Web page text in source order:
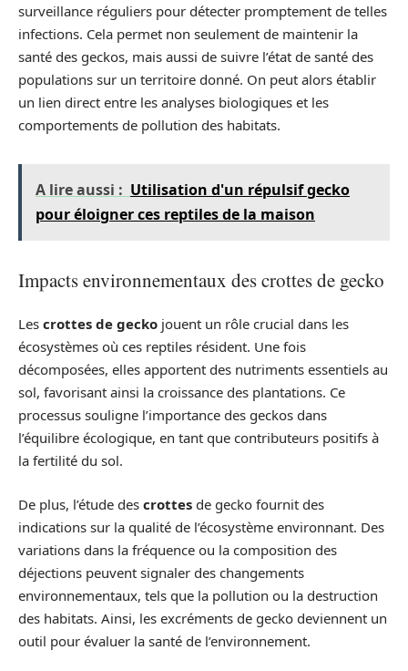
surveillance réguliers pour détecter promptement de telles
infections. Cela permet non seulement de maintenir la
santé des geckos, mais aussi de suivre l’état de santé des
populations sur un territoire donné. On peut alors établir
un lien direct entre les analyses biologiques et les
comportements de pollution des habitats.
A lire aussi : Utilisation d'un répulsif gecko
pour éloigner ces reptiles de la maison
Impacts environnementaux des crottes de gecko
Les crottes de gecko jouent un rôle crucial dans les
écosystèmes où ces reptiles résident. Une fois
décomposées, elles apportent des nutriments essentiels au
sol, favorisant ainsi la croissance des plantations. Ce
processus souligne l’importance des geckos dans
l’équilibre écologique, en tant que contributeurs positifs à
la fertilité du sol.
De plus, l’étude des crottes de gecko fournit des
indications sur la qualité de l’écosystème environnant. Des
variations dans la fréquence ou la composition des
déjections peuvent signaler des changements
environnementaux, tels que la pollution ou la destruction
des habitats. Ainsi, les excréments de gecko deviennent un
outil pour évaluer la santé de l’environnement.